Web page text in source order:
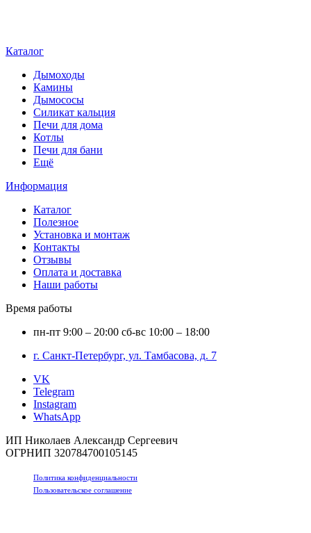
Каталог
Дымоходы
Камины
Дымососы
Силикат кальция
Печи для дома
Котлы
Печи для бани
Ещё
Информация
Каталог
Полезное
Установка и монтаж
Контакты
Отзывы
Оплата и доставка
Наши работы
Время работы
пн-пт 9:00 – 20:00 сб-вс 10:00 – 18:00
г. Санкт-Петербург, ул. Тамбасова, д. 7
VK
Telegram
Instagram
WhatsApp
ИП Николаев Александр Сергеевич
ОГРНИП 320784700105145
Политика конфиденциальности
Пользовательское соглашение